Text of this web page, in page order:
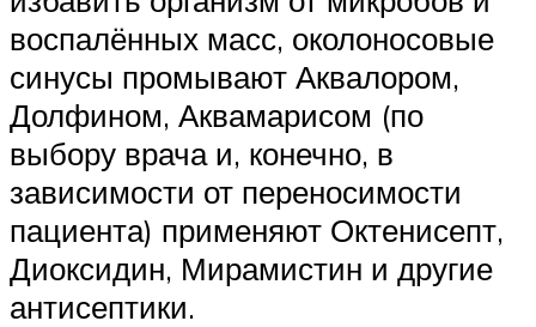
воспалённых масс, околоносовые
синусы промывают Аквалором,
Долфином, Аквамарисом (по
выбору врача и, конечно, в
зависимости от переносимости
пациента) применяют Октенисепт,
Диоксидин, Мирамистин и другие
антисептики.